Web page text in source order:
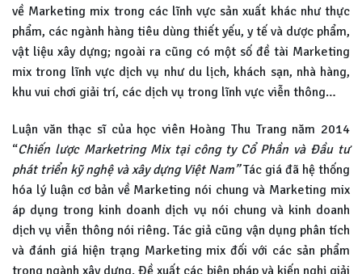
về Marketing mix trong các lĩnh vực sản xuất khác như thực
phẩm, các ngành hàng tiêu dùng thiết yếu, y tế và dược phẩm,
vật liệu xây dựng; ngoài ra cũng có một số đề tài Marketing
mix trong lĩnh vực dịch vụ như du lịch, khách sạn, nhà hàng,
khu vui chơi giải trí, các dịch vụ trong lĩnh vực viễn thông…
Luận văn thạc sĩ của học viên Hoàng Thu Trang năm 2014
“Chiến lược Marketring Mix tại công ty Cổ Phần và Đầu tư
phát triển kỹ nghệ và xây dựng Việt Nam”Tác giá đã hệ thống
hóa lý luận cơ bản về Marketing nói chung và Marketing mix
áp dụng trong kinh doanh dịch vụ nói chung và kinh doanh
dịch vụ viễn thông nói riêng. Tác giả cũng vận dụng phân tích
và đánh giá hiện trạng Marketing mix đối với các sản phẩm
trong ngành xây dựng. Đề xuất các biện pháp và kiến nghị giải